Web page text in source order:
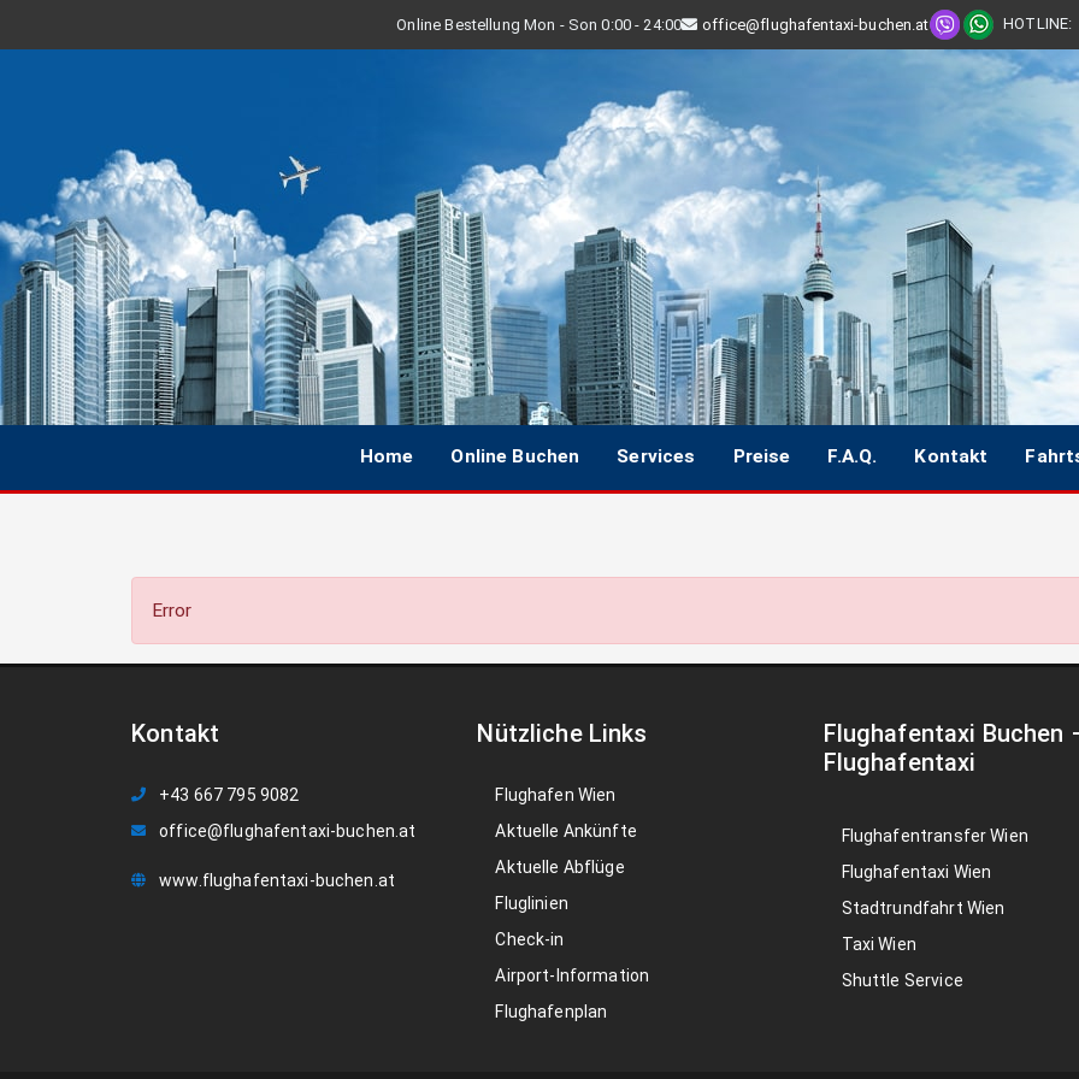
Online Bestellung Mon - Son 0:00 - 24:00 office@flughafentaxi-buchen.at HOTLINE:
Home Online Buchen Services Preise F.A.Q. Kontakt
Error
Kontakt
+43 667 795 9082
office@flughafentaxi-buchen.at
www.flughafentaxi-buchen.at
Nützliche Links
Flughafen Wien
Aktuelle Ankünfte
Aktuelle Abflüge
Fluglinien
Check-in
Airport-Information
Flughafenplan
Flughafentaxi Buchen
Flughafentaxi
Flughafentransfer Wien
Flughafentaxi Wien
Stadtrundfahrt Wien
Taxi Wien
Shuttle Service